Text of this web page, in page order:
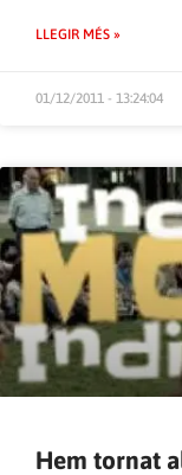
LLEGIR MÉS »
01/12/2011 - 13:24:04
Hem tornat